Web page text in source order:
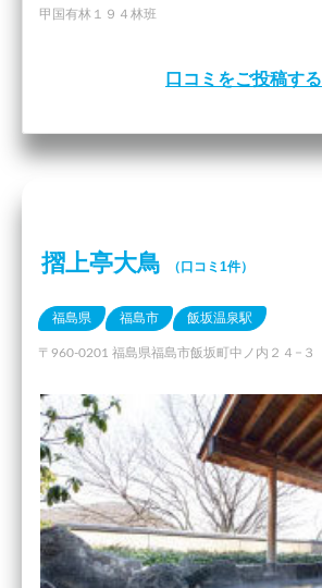
甲国有林１９４林班
口コミをご投稿する
摺上亭大鳥 （口コミ1件）
福島県 福島市 飯坂温泉駅
〒960-0201 福島県福島市飯坂町中ノ内２４−３